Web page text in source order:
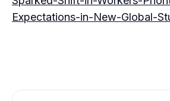
Expectations-in-New-Global-